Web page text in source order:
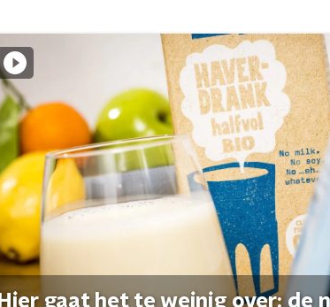
Hier gaat het te weinig over: de